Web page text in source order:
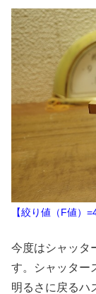
【絞り値（F値）
今度はシャッタ
す。シャッター
明るさに戻るハ